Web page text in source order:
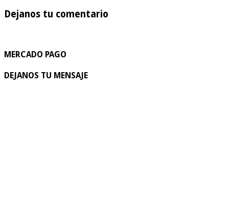
Dejanos tu comentario
MERCADO PAGO
DEJANOS TU MENSAJE